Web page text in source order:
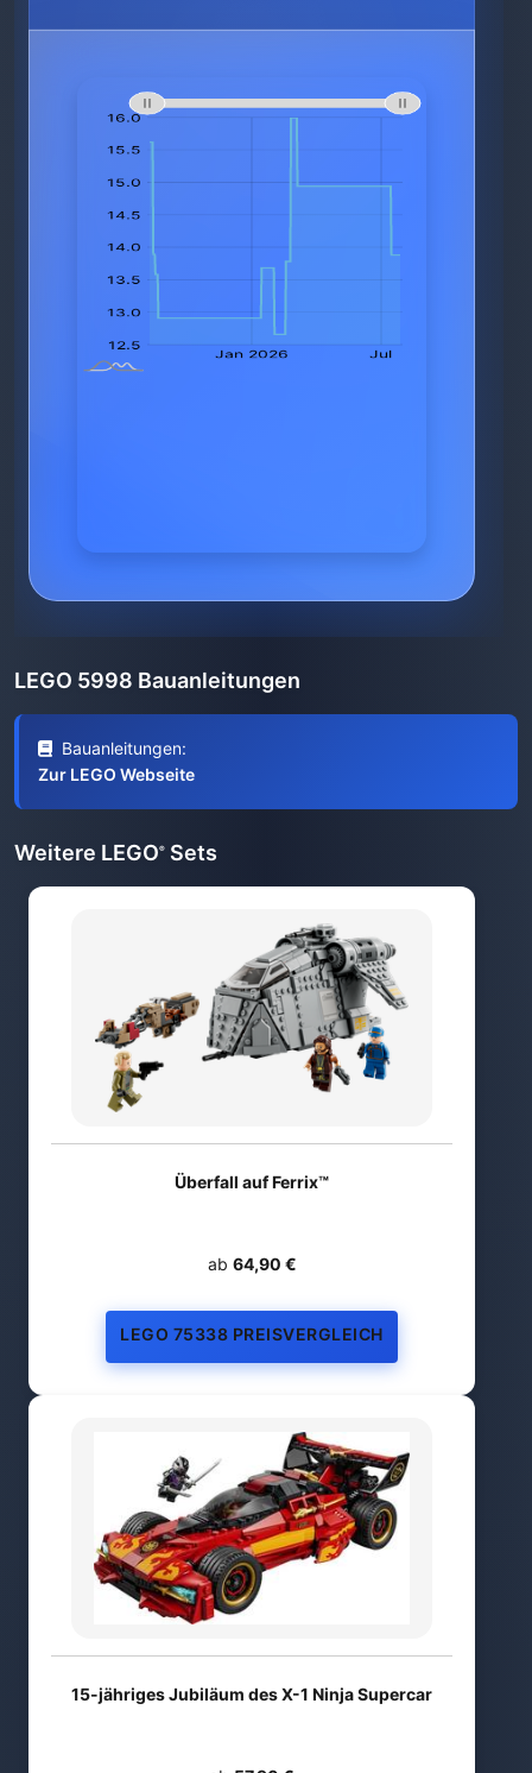
LEGO 5998 Bauanleitungen
Bauanleitungen:
Zur LEGO Webseite
Weitere LEGO® Sets
Überfall auf Ferrix™
ab 64,90 €
LEGO 75338 PREISVERGLEICH
15-jähriges Jubiläum des X-1 Ninja Supercar